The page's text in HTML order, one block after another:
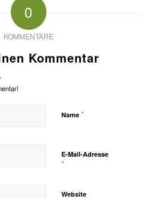
0
KOMMENTARE
Kommentar
Name *
E-Mail-Adresse
*
Website